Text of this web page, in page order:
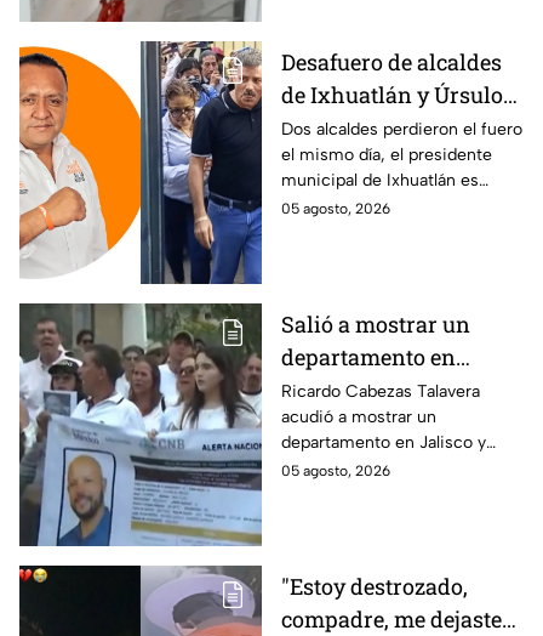
Desafuero de alcaldes
de Ixhuatlán y Úrsulo
Galván: uno de ellos
está implicado en el
asesinato de la
periodista Roxana
Dos alcaldes perdieron el fuero
el mismo día, el presidente
municipal de Ixhuatlán es
investigado por el secuestro y
05 agosto, 2026
Salió a mostrar un
departamento en
Zapopan y no volvió a
casa: Buscan a Ricardo
Cabezas Talavera en
Jalisco
Ricardo Cabezas Talavera
acudió a mostrar un
departamento en Jalisco y
después desapareció;
05 agosto, 2026
"Estoy destrozado,
compadre, me dejaste":